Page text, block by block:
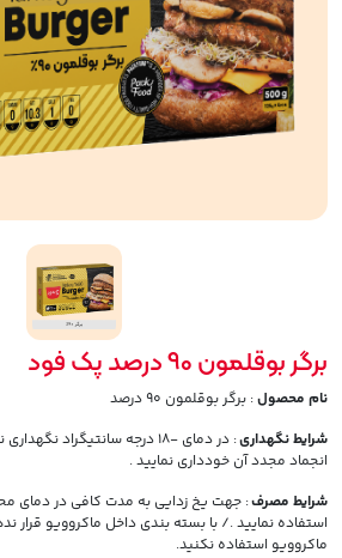
برگر بوقلمون 90 درصد پک فود
نام محصول: برگر بوقلمون 90 درصد
شرایط نگهداری
: در دمای -18 درجه سانتیگراد
انجماد مجدد آن خودداری نمایید .
شرایط مصرف: جهت یخ زدایی به مدت کافی در دمای
استفاده نمایید ./ با بسته بندی داخل ماکروویو قرار
ماکروویو استفاده نکنید.